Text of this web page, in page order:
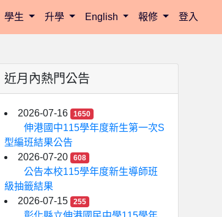
學生 升學 English 報修 登入
近月內熱門公告
2026-07-16 1650
伸港國中115學年度新生第一次S
型編班結果公告
2026-07-20
608
公告本校115學年度新生導師班
級抽籤結果
2026-07-15
255